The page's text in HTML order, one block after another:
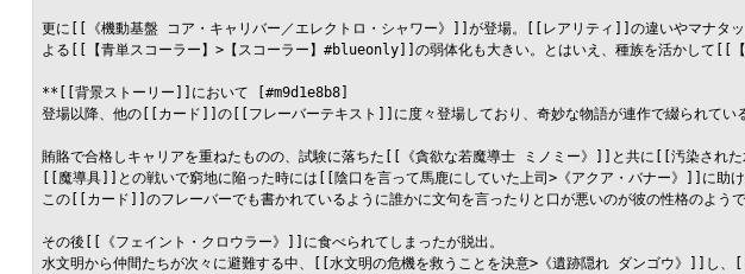
更に[[《機動基盤 コア・キャリバー／エレクトロ・シャワー》]]が登場。[[レアリティ]]の違いやマナタ
よる[[【青単スコーラー】>【スコーラー】#blueonly]]の弱体化も大きい。とはいえ、種族を活かして[[【
**[[背景ストーリー]]において [#m9d1e8b8]
登場以降、他の[[カード]]の[[フレーバーテキスト]]に度々登場しており、奇妙な物語が連作で綴られている
賄賂で合格しキャリアを重ねたものの、試験に落ちた[[《貪欲な若魔導士 ミノミー》]]と共に[[汚染され
[[魔導具]]との戦いで窮地に陥った時には[[陰口を言って馬鹿にしていた上司>《アクア・バナー》]]に助け
この[[カード]]のフレーバーでも書かれているように誰かに文句を言ったりと口が悪いのが彼の性格のようで
その後[[《フェイント・クロウラー》]]に食べられてしまったが脱出。
水文明から仲間たちが次々に避難する中、[[水文明の危機を救うことを決意>《遺跡隠れ ダンゴウ》]]し